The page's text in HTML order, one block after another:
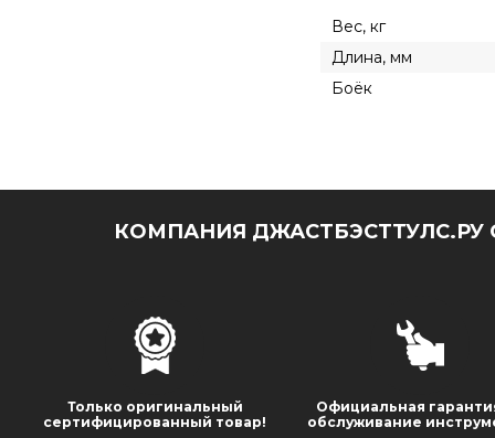
Вес, кг
Длина, мм
Боёк
КОМПАНИЯ
Только оригинальный
сертифицированный товар!
Официальная
обслуживание